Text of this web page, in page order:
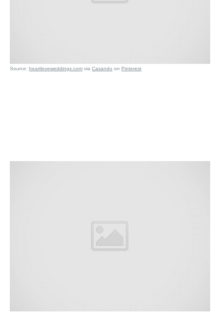
Source: heartloveweddings.com via Casando on Pinterest